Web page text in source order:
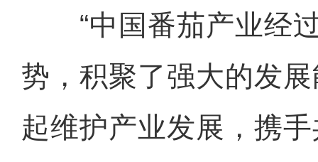
“中国番茄产业经
势，积聚了强大的发
起维护产业发展，携